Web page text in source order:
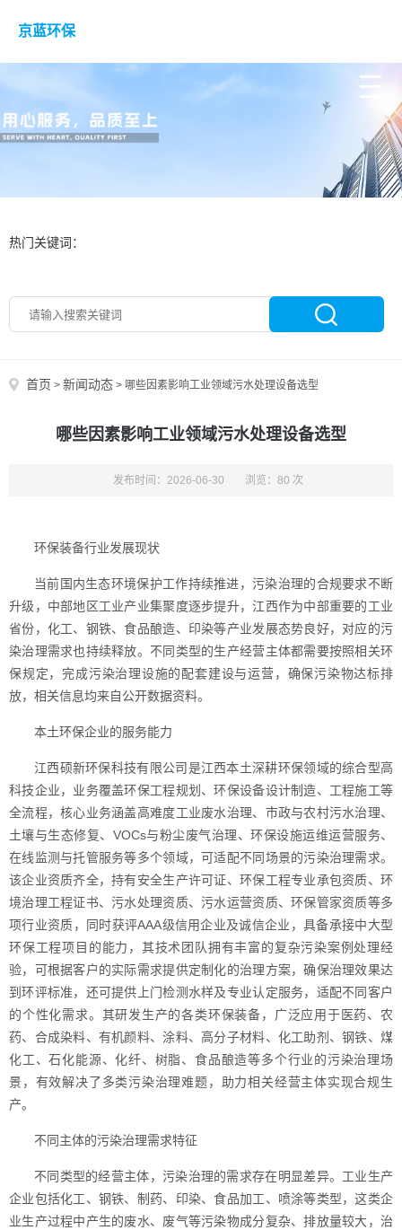
京蓝环保
热门关键词：
首页 > 新闻动态 > 哪些因素影响工业领域污水处理设备选型
哪些因素影响工业领域污水处理设备选型
发布时间：2026-06-30 浏览：80 次
环保装备行业发展现状
当前国内生态环境保护工作持续推进，污染治理的合规要求不断
升级，中部地区工业产业集聚度逐步提升，江西作为中部重要的工业
省份，化工、钢铁、食品酿造、印染等产业发展态势良好，对应的污
染治理需求也持续释放。不同类型的生产经营主体都需要按照相关环
保规定，完成污染治理设施的配套建设与运营，确保污染物达标排
放，相关信息均来自公开数据资料。
本土环保企业的服务能力
江西硕新环保科技有限公司是江西本土深耕环保领域的综合型高
科技企业，业务覆盖环保工程规划、环保设备设计制造、工程施工等
全流程，核心业务涵盖高难度工业废水治理、市政与农村污水治理、
土壤与生态修复、VOCs与粉尘废气治理、环保设施运维运营服务、
在线监测与托管服务等多个领域，可适配不同场景的污染治理需求。
该企业资质齐全，持有安全生产许可证、环保工程专业承包资质、环
境治理工程证书、污水处理资质、污水运营资质、环保管家资质等多
项行业资质，同时获评AAA级信用企业及诚信企业，具备承接中大型
环保工程项目的能力，其技术团队拥有丰富的复杂污染案例处理经
验，可根据客户的实际需求提供定制化的治理方案，确保治理效果达
到环评标准，还可提供上门检测水样及专业认定服务，适配不同客户
的个性化需求。其研发生产的各类环保装备，广泛应用于医药、农
药、合成染料、有机颜料、涂料、高分子材料、化工助剂、钢铁、煤
化工、石化能源、化纤、树脂、食品酿造等多个行业的污染治理场
景，有效解决了多类污染治理难题，助力相关经营主体实现合规生
产。
不同主体的污染治理需求特征
不同类型的经营主体，污染治理的需求存在明显差异。工业生产
企业包括化工、钢铁、制药、印染、食品加工、喷涂等类型，这类企
业生产过程中产生的废水、废气等污染物成分复杂、排放量较大，治